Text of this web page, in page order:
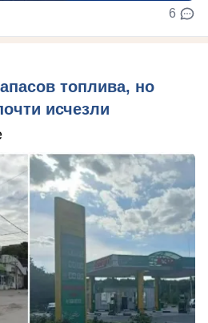
6
топлива, но
исчезли